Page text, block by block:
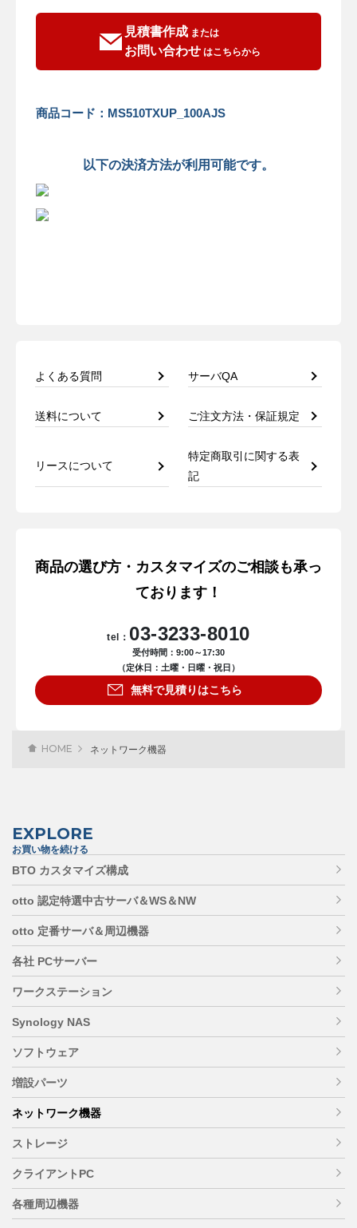
見積書作成または
お問い合わせはこちらから
商品コード：MS510TXUP_100AJS
以下の決済方法が利用可能です。
よくある質問 サーバQA
送料について ご注文方法・保証規定
リースについて
特定商取引に関する表
記
商品の選び方・カスタマイズのご相談も承っ
ております！
tel： 03-3233-8010
受付時間：9:00～17:30
（定休日：土曜・日曜・祝日）
無料で見積りはこちら
HOME ネットワーク機器
EXPLORE
お買い物を続ける
BTO カスタマイズ構成
otto 認定特選中古サーバ＆WS＆NW
otto 定番サーバ＆周辺機器
各社 PCサーバー
ワークステーション
Synology NAS
ソフトウェア
増設パーツ
ネットワーク機器
ストレージ
クライアントPC
各種周辺機器